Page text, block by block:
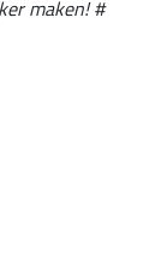
maken! #